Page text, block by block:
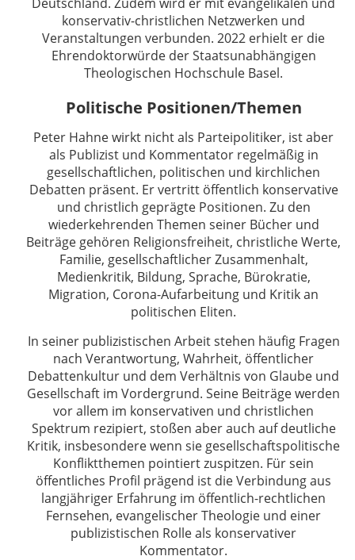
konservativ-christlichen Netzwerken und
Veranstaltungen verbunden. 2022 erhielt er die
Ehrendoktorwürde der Staatsunabhängigen
Theologischen Hochschule Basel.
Politische Positionen/Themen
Peter Hahne wirkt nicht als Parteipolitiker, ist aber
als Publizist und Kommentator regelmäßig in
gesellschaftlichen, politischen und kirchlichen
Debatten präsent. Er vertritt öffentlich konservative
und christlich geprägte Positionen. Zu den
wiederkehrenden Themen seiner Bücher und
Beiträge gehören Religionsfreiheit, christliche Werte,
Familie, gesellschaftlicher Zusammenhalt,
Medienkritik, Bildung, Sprache, Bürokratie,
Migration, Corona-Aufarbeitung und Kritik an
politischen Eliten.
In seiner publizistischen Arbeit stehen häufig Fragen
nach Verantwortung, Wahrheit, öffentlicher
Debattenkultur und dem Verhältnis von Glaube und
Gesellschaft im Vordergrund. Seine Beiträge werden
vor allem im konservativen und christlichen
Spektrum rezipiert, stoßen aber auch auf deutliche
Kritik, insbesondere wenn sie gesellschaftspolitische
Konfliktthemen pointiert zuspitzen. Für sein
öffentliches Profil prägend ist die Verbindung aus
langjähriger Erfahrung im öffentlich-rechtlichen
Fernsehen, evangelischer Theologie und einer
publizistischen Rolle als konservativer
Kommentator.